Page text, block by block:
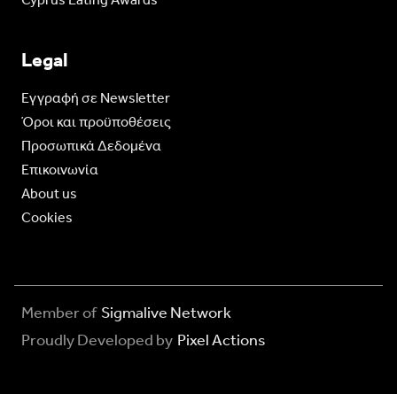
Legal
Eγγραφή σε Newsletter
Όροι και προϋποθέσεις
Προσωπικά Δεδομένα
Επικοινωνία
About us
Cookies
Member of Sigmalive Network
Proudly Developed by Pixel Actions